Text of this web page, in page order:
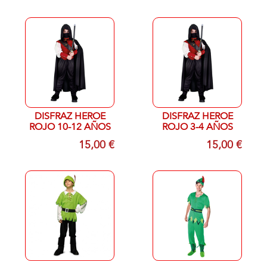
DISFRAZ HEROE
ROJO 10-12 AÑOS
15,00 €
DISFRAZ HEROE
ROJO 3-4 AÑOS
15,00 €